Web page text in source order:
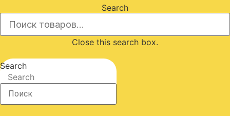
Search
Close this search box.
Search
Search